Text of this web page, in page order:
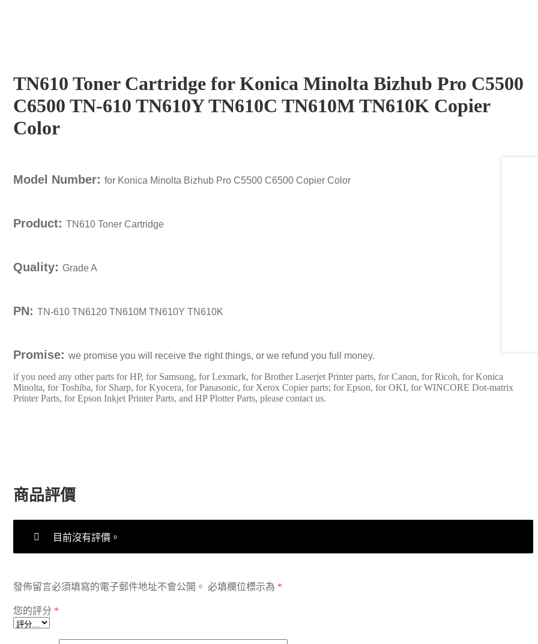
TN610 Toner Cartridge for Konica Minolta Bizhub Pro C5500
C6500 TN-610 TN610Y TN610C TN610M TN610K Copier
Color
Model Number: for Konica Minolta Bizhub Pro C5500 C6500 Copier Color
Product: TN610 Toner Cartridge
Quality: Grade A
PN: TN-610 TN6120 TN610M TN610Y TN610K
Promise: we promise you will receive the right things, or we refund you full money.
if you need any other parts for HP, for Samsung, for Lexmark, for Brother Laserjet Printer parts, for Canon, for Ricoh, for Konica
Minolta, for Toshiba, for Sharp, for Kyocera, for Panasonic, for Xerox Copier parts; for Epson, for OKI, for WINCORE Dot-matrix
Printer Parts, for Epson Inkjet Printer Parts, and HP Plotter Parts, please contact us.
商品評價
目前沒有評價。
發佈留言必須填寫的電子郵件地址不會公開。 必填欄位標示為 *
您的評分 *